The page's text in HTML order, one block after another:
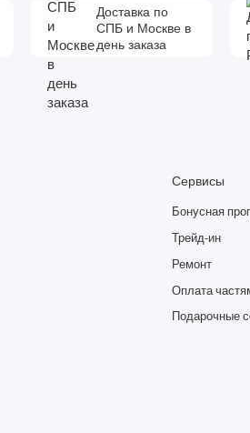
Доставка по
СПБ и Москве в
день заказа
Сервисы
Бонусная
Трейд-ин
Ремонт
Оплата
Подарочные